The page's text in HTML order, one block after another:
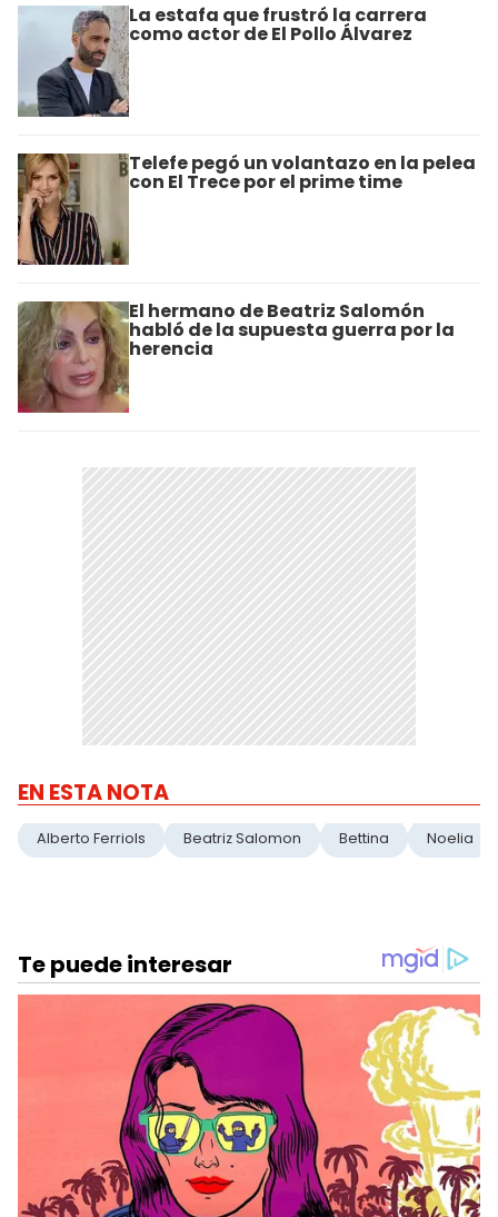
La estafa que frustró la carrera
como actor de El Pollo Álvarez
Telefe pegó un volantazo en la pelea
con El Trece por el prime time
El hermano de Beatriz Salomón
habló de la supuesta guerra por la
herencia
EN ESTA NOTA
Alberto Ferriols Beatriz Salomon Bettina Noelia